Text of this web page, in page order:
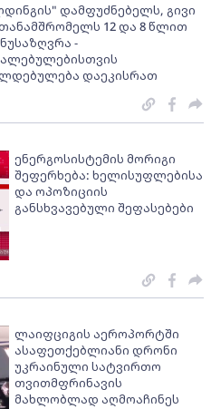
დამფუძნებელს, გივი
12 და 8 წლით
-
დაეკისრათ
ენერგოსისტემის მორიგი
შეფერხება: ხელისუფლებისა
და ოპოზიციის
განსხვავებული შეფასებები
ლაიფციგის აეროპორტში
ასაფეთქებლიანი დრონი
უკრაინული სატვირთო
თვითმფრინავის
მახლობლად აღმოაჩინეს